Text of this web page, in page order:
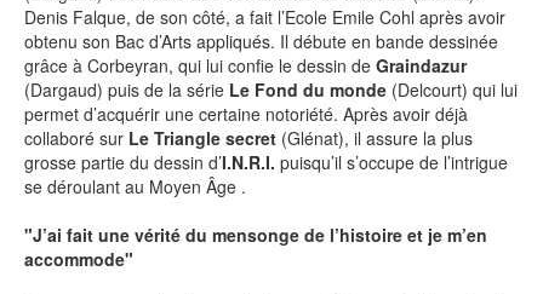
SÉRIE TV
ÉVÉNEMENTS
CONVENTION
Denis Falque, de son côté, a fait l’Ecole Emile Cohl après avoir
obtenu son Bac d’Arts appliqués. Il débute en bande dessinée
grâce à Corbeyran, qui lui confie le dessin de Graindazur
(Dargaud) puis de la série Le Fond du monde (Delcourt) qui lui
permet d’acquérir une certaine notoriété. Après avoir déjà
collaboré sur Le Triangle secret (Glénat), il assure la plus
grosse partie du dessin d’I.N.R.I. puisqu’il s’occupe de l’intrigue
se déroulant au Moyen Âge .
"J’ai fait une vérité du mensonge de l’histoire et je m’en
accommode"